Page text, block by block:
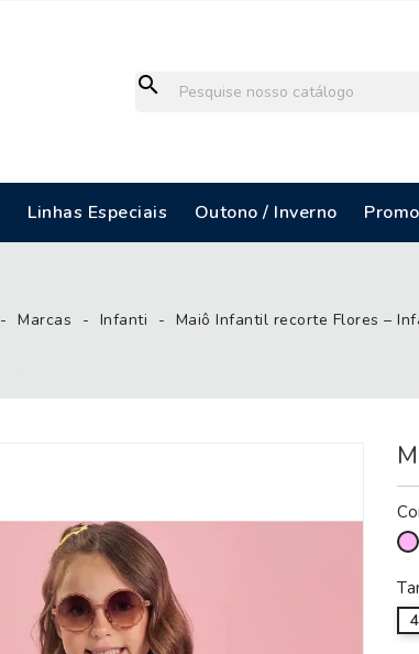
search
Linhas Especiais Outono / Inverno
Marcas Infanti Maiô Infantil recorte Flores –
4